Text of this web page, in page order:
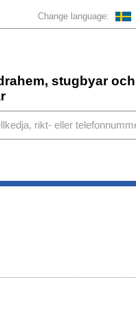
Change language:
stugbyar och